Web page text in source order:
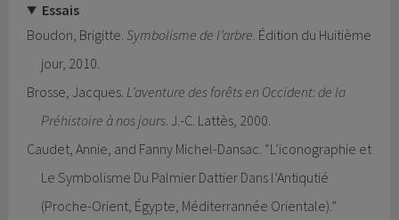
Essais
Boudon, Brigitte.Symbolisme de l’arbre. Édition du Huitième
jour, 2010.
Brosse, Jacques.L’aventure des forêts en Occident: de la
Préhistoire à nos jours. J.-C. Lattès, 2000.
Caudet, Annie, and Fanny Michel-Dansac. “L’iconographie et
Le Symbolisme Du Palmier Dattier Dans l’Antiqutié
(Proche-Orient, Égypte, Méditerrannée Orientale).”